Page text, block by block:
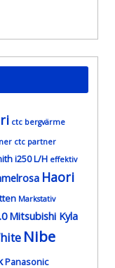
ctc bergvärme
ctc partner
i250 L/H effektiv
Haori
Markstativ
Mitsubishi Kyla
Nibe
Panasonic